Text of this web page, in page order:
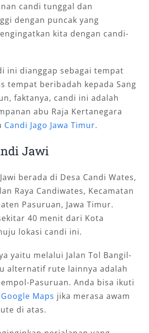
candi tunggal dan
dengan puncak yang
kita dengan candi-
ini dianggap sebagai tempat
tempat beribadah kepada Sang
faktanya, candi ini adalah
abu Raja Kertanegara
Candi Jago Jawa Timur.
Jawi
berada di Desa Candi Wates,
Raya Candiwates, Kecamatan
Pasuruan, Jawa Timur.
40 menit dari Kota
lokasi candi ini.
yaitu melalui Jalan Tol Bangil-
alternatif rute lainnya adalah
Pasuruan. Anda bisa ikuti
Google Maps jika merasa awam
di atas.